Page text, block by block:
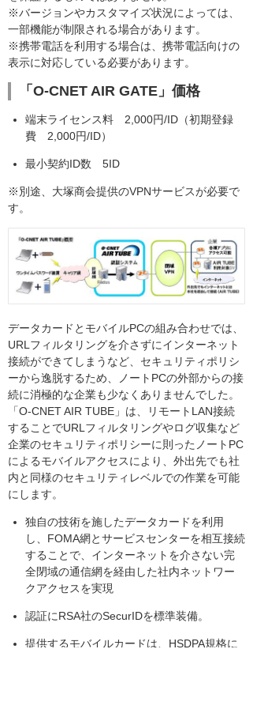
※バージョンやカスタマイズ状況によっては、
一部機能が制限される場合があります。
※携帯電話を利用する場合は、携帯電話向けの
表示に対応している必要があります。
「O-CNET AIR GATE」価格
端末ライセンス料 2,000円/ID（初期登録
費 2,000円/ID）
最小契約ID数 5ID
※別途、大塚商会提供のVPNサービスが必要で
す。
データカードとモバイルPCの組み合わせでは、
URLフィルタリングを介さずにインターネット
接続ができてしまうなど、セキュリティポリシ
ーから逸脱するため、ノートPCの外部からの接
続に消極的な企業も少なくありませんでした。
「O-CNET AIR TUBE」は、リモートLAN接続
することでURLフィルタリングやログ収集など
企業のセキュリティポリシーに則ったノートPC
によるモバイルアクセスにより、外出先でも社
内と同様のセキュリティレベルでの作業を可能
にします。
独自の技術を施したデータカードを利用
し、FOMA網とサービスセンターを相互接続
することで、インターネットを介さない完
全閉域の通信網を経由した社内ネットワー
クアクセスを実現
認証にRSA社のSecurIDを標準装備。
提供するモバイルカードは、HSDPA規格に